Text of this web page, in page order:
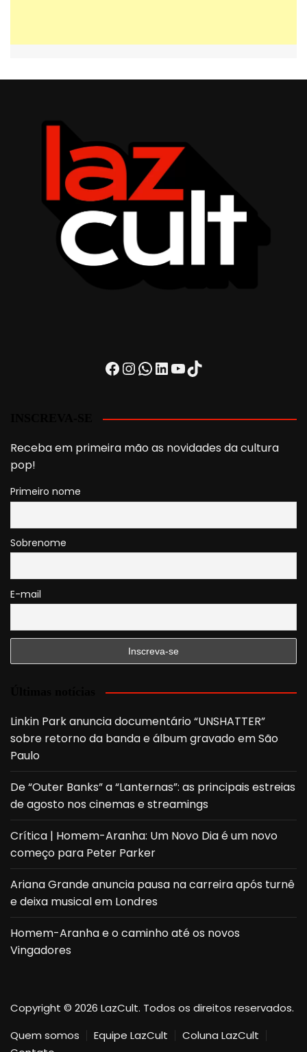
Facebook
Instagram
WhatsApp
LinkedIn
Youtube
TikTok
Receba em primeira mão as novidades da cultura
pop!
Primeiro nome
Sobrenome
E-mail
Linkin Park anuncia documentário “UNSHATTER”
sobre retorno da banda e álbum gravado em São
Paulo
De “Outer Banks” a “Lanternas”: as principais estreias
de agosto nos cinemas e streamings
Crítica | Homem-Aranha: Um Novo Dia é um novo
começo para Peter Parker
Ariana Grande anuncia pausa na carreira após turnê
e deixa musical em Londres
Homem-Aranha e o caminho até os novos
Vingadores
Copyright © 2026 LazCult. Todos os direitos reservados.
Quem somos
Equipe LazCult
Coluna LazCult